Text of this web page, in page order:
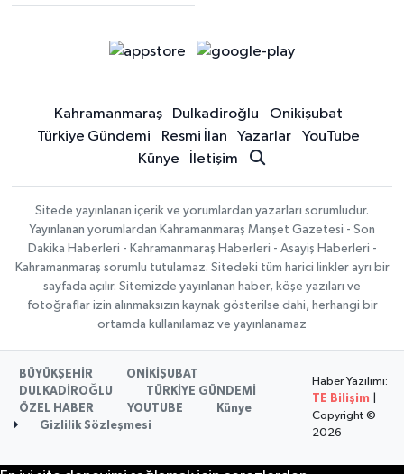
Kahramanmaraş Dulkadiroğlu
Onikişubat
Türkiye Gündemi
Resmi İlan Yazarlar
YouTube
Künye
İletişim
Sitede yayınlanan içerik ve yorumlardan yazarları sorumludur.
Yayınlanan yorumlardan Kahramanmaraş Manşet Gazetesi - Son
Dakika Haberleri - Kahramanmaraş Haberleri - Asayiş Haberleri -
Kahramanmaraş sorumlu tutulamaz. Sitedeki tüm harici linkler ayrı bir
sayfada açılır. Sitemizde yayınlanan haber, köşe yazıları ve
fotoğraflar izin alınmaksızın kaynak gösterilse dahi, herhangi bir
ortamda kullanılamaz ve yayınlanamaz
BÜYÜKŞEHİR
ONİKİŞUBAT
DULKADİROĞLU
TÜRKİYE GÜNDEMİ
ÖZEL HABER
YOUTUBE
Künye
Gizlilik Sözleşmesi
Haber Yazılımı:
TE Bilişim
Copyright ©
2026